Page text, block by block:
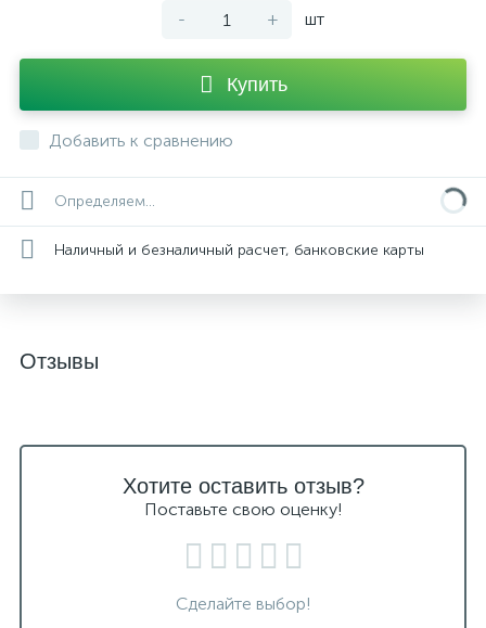
- + шт
Купить
Добавить к сравнению
Определяем...
Наличный и безналичный расчет, банковские карты
Отзывы
Хотите оставить отзыв?
Поставьте свою оценку!
Сделайте выбор!